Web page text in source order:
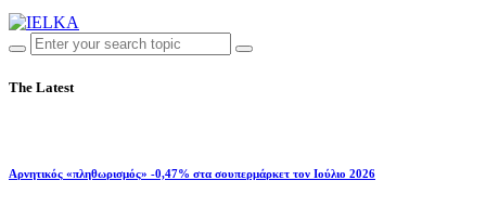
The Latest
Αρνητικός «πληθωρισμός» -0,47% στα σουπερμάρκετ τον Ιούλιο 2026